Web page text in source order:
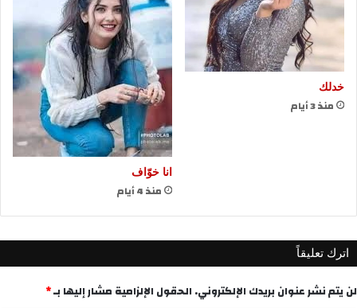
خدلك
منذ 3 أيام
انا خوّاف
منذ 4 أيام
اترك تعليقاً
لن يتم نشر عنوان بريدك الإلكتروني. الحقول الإلزامية مشار إليها بـ*